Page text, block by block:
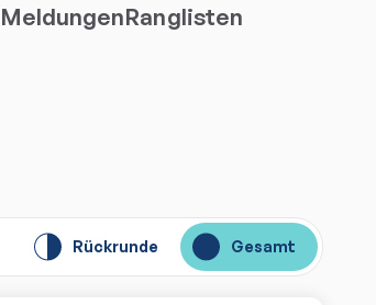
MeldungenRanglisten
Rückrunde Gesamt